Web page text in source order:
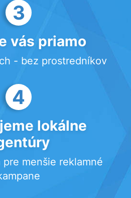
3
vás priamo
- bez prostredníkov
4
lokálne
menšie reklamné